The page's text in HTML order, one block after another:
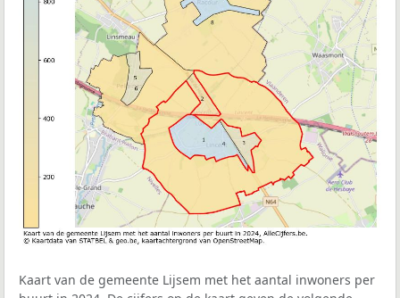
Kaart van de gemeente Lijsem met het aantal inwoners per